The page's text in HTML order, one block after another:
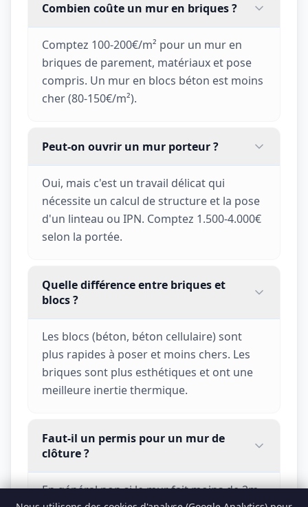
Combien coûte un mur en briques ?
Comptez 100-200€/m² pour un mur en
briques de parement, matériaux et pose
compris. Un mur en blocs béton est moins
cher (80-150€/m²).
Peut-on ouvrir un mur porteur ?
Oui, mais c'est un travail délicat qui
nécessite un calcul de structure et la pose
d'un linteau ou IPN. Comptez 1.500-4.000€
selon la portée.
Quelle différence entre briques et
blocs ?
Les blocs (béton, béton cellulaire) sont
plus rapides à poser et moins chers. Les
briques sont plus esthétiques et ont une
meilleure inertie thermique.
Faut-il un permis pour un mur de
clôture ?
En général non si le mur fait moins de 2m